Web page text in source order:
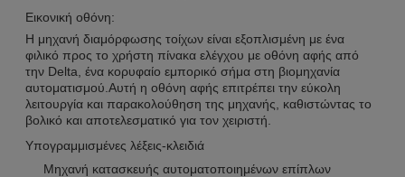
Εικονική οθόνη:
Η μηχανή διαμόρφωσης τοίχων είναι εξοπλισμένη με ένα
φιλικό προς το χρήστη πίνακα ελέγχου με οθόνη αφής από
την Delta, ένα κορυφαίο εμπορικό σήμα στη βιομηχανία
αυτοματισμού.Αυτή η οθόνη αφής επιτρέπει την εύκολη
λειτουργία και παρακολούθηση της μηχανής, καθιστώντας το
βολικό και αποτελεσματικό για τον χειριστή.
Υπογραμμισμένες λέξεις-κλειδιά
Μηχανή κατασκευής αυτοματοποιημένων επίπλων